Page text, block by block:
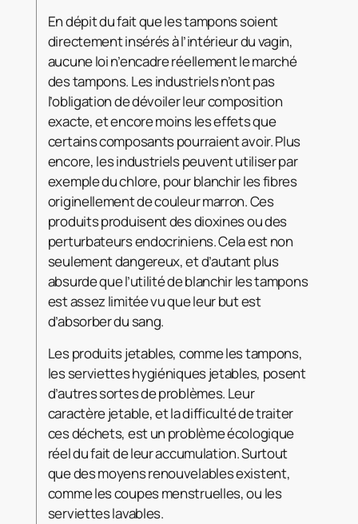
En dépit du fait que les tampons soient
directement insérés à l’intérieur du vagin,
aucune loi n’encadre réellement le marché
des tampons. Les industriels n’ont pas
l’obligation de dévoiler leur composition
exacte, et encore moins les effets que
certains composants pourraient avoir. Plus
encore, les industriels peuvent utiliser par
exemple du chlore, pour blanchir les fibres
originellement de couleur marron. Ces
produits produisent des dioxines ou des
perturbateurs endocriniens. Cela est non
seulement dangereux, et d’autant plus
absurde que l’utilité de blanchir les tampons
est assez limitée vu que leur but est
d’absorber du sang.
Les produits jetables, comme les tampons,
les serviettes hygiéniques jetables, posent
d’autres sortes de problèmes. Leur
caractère jetable, et la difficulté de traiter
ces déchets, est un problème écologique
réel du fait de leur accumulation. Surtout
que des moyens renouvelables existent,
comme les coupes menstruelles, ou les
serviettes lavables.